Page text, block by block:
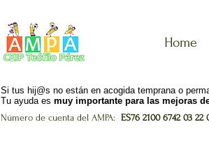
Home
Si tus hij@s no están en acogida temprana o
Tu ayuda es muy importante para las mejoras
Número de cuenta del AMPA: ES76 2100 6742 03 22